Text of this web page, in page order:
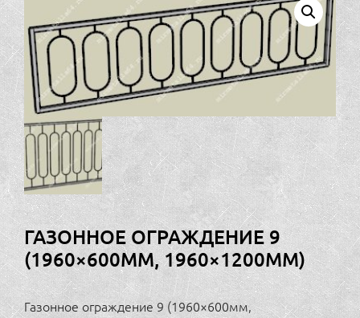
ГАЗОННОЕ ОГРАЖДЕНИЕ 9
(1960×600ММ, 1960×1200ММ)
Газонное ограждение 9 (1960×600мм,